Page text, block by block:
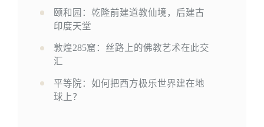
颐和园：乾隆前建道教仙境，后建古
印度天堂
敦煌285窟：丝路上的佛教艺术在此交
汇
平等院：如何把西方极乐世界建在地
球上？